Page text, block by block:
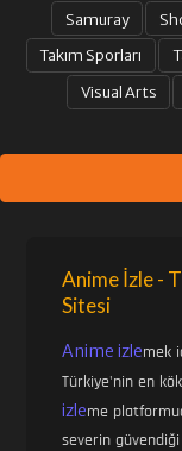
Samuray
Takım Sporları
Visual Arts
Anime İzle -
Sitesi
Anime izlemek
Türkiye'nin en
izleme
severin